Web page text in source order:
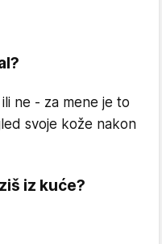
ne - za mene je to
svoje kože nakon
iz kuće?